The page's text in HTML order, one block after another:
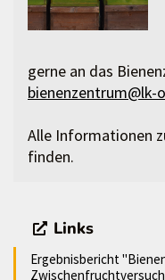
gerne an das
bienenzentrum@lk-
Alle Informationen
finden.
Links
Ergebnisbericht